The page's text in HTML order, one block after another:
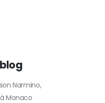
Narmino,
Monaco